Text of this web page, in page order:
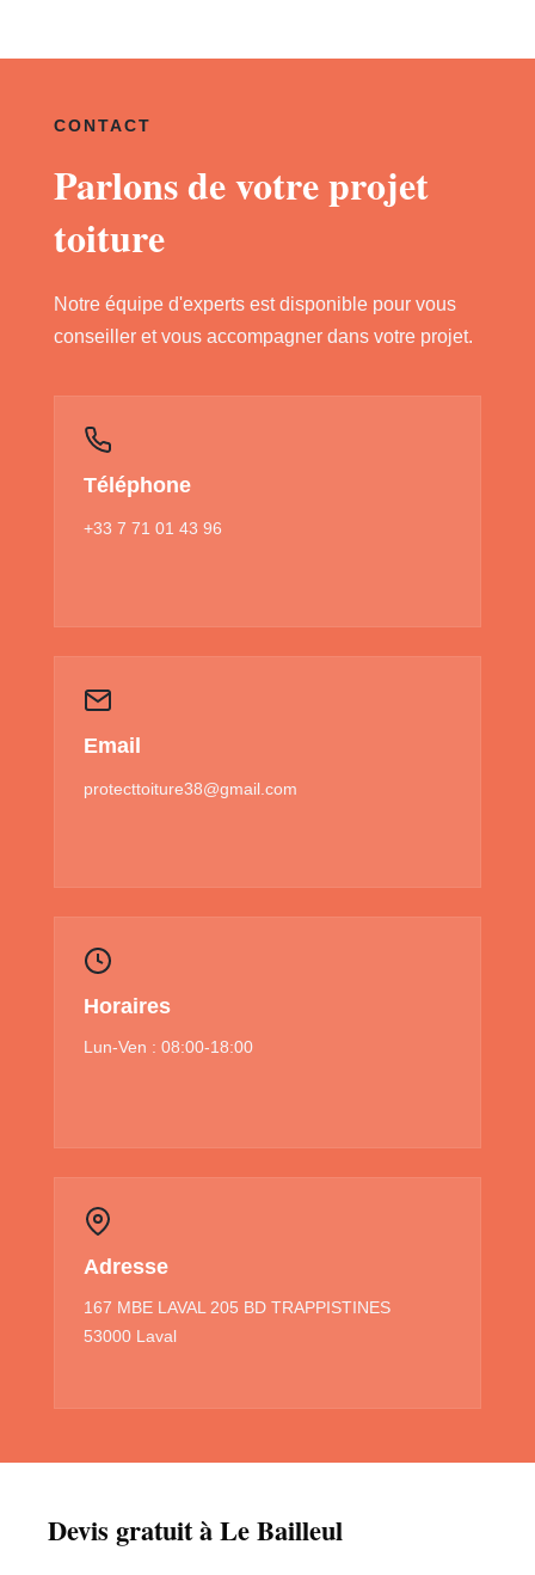
CONTACT
Parlons de votre projet
toiture
Notre équipe d'experts est disponible pour vous
conseiller et vous accompagner dans votre projet.
Téléphone
+33 7 71 01 43 96
Email
protecttoiture38@gmail.com
Horaires
Lun-Ven : 08:00-18:00
Adresse
167 MBE LAVAL 205 BD TRAPPISTINES
53000 Laval
Devis gratuit à Le Bailleul